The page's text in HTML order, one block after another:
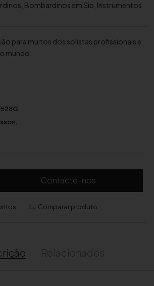
Bombardinos em Sib Instrumentos
para muitos dos solistas profissionais e
mundo.
Contacte-nos
Comparar produto